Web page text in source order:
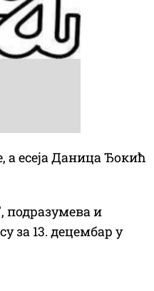
а есеја Даница Ђокић
подразумева и
за 13. децембар у